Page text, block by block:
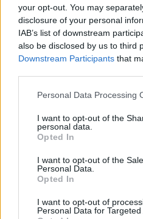
your opt-out. You may
disclosure of your personal
IAB’s list of downstream
also be disclosed by us to third
Downstream Participants that
Please note that this website/
not limited to your visit or
grant or deny consent to
use your data for below
consent section.
Personal Data Processing
I want to opt-out of the
personal data.
Opted In
I want to opt-out of the
Personal Data.
Opted In
I want to opt-out of
Personal Data for Targeted
Notizie in
Entra nel
Inviaci le
i tuoi
Su
Ricevi le